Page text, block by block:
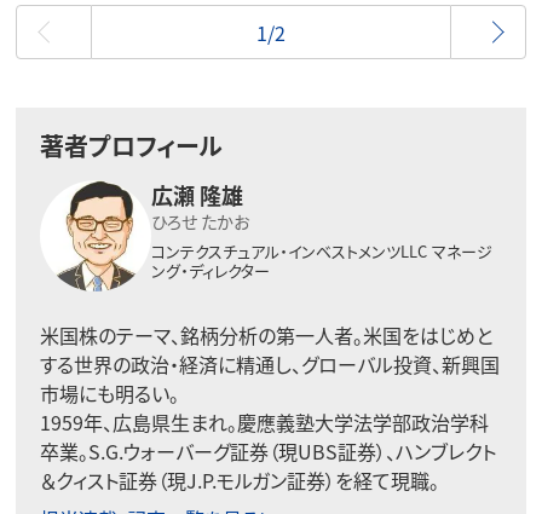
最初
1/2
著者プロフィール
広瀬 隆雄
ひろせ たかお
コンテクスチュアル・インベストメンツLLC マネージ
ング・ディレクター
米国株のテーマ、銘柄分析の第一人者。米国をはじめと
する世界の政治・経済に精通し、グローバル投資、新興国
市場にも明るい。
1959年、広島県生まれ。慶應義塾大学法学部政治学科
卒業。S.G.ウォーバーグ証券（現UBS証券）、ハンブレクト
＆クィスト証券（現J.P.モルガン証券）を経て現職。